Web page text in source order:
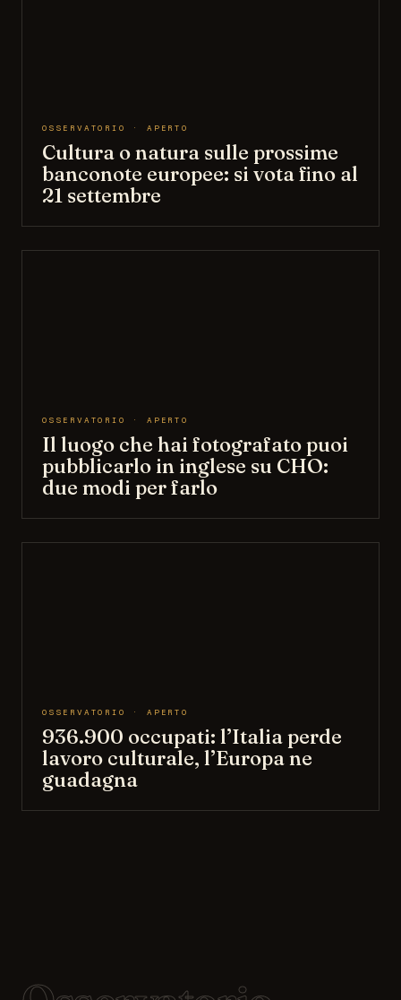
OSSERVATORIO · APERTO
Cultura o natura sulle prossime
banconote europee: si vota fino al
21 settembre
OSSERVATORIO · APERTO
Il luogo che hai fotografato puoi
pubblicarlo in inglese su CHO:
due modi per farlo
OSSERVATORIO · APERTO
936.900 occupati: l’Italia perde
lavoro culturale, l’Europa ne
guadagna